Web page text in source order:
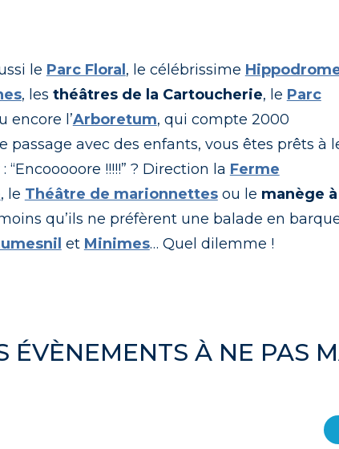
le Parc Floral , le célébrissime
, les théâtres de la Cartoucherie, le Parc
encore l’Arboretum, qui compte 2000
passage avec des enfants, vous êtes prêts à
!!!!!” ? Direction la Ferme
, le Théâtre de marionnettesou le manège à
qu’ils ne préfèrent une balade en
et Minimes… Quel dilemme !
ÉVÈNEMENTS À NE PAS